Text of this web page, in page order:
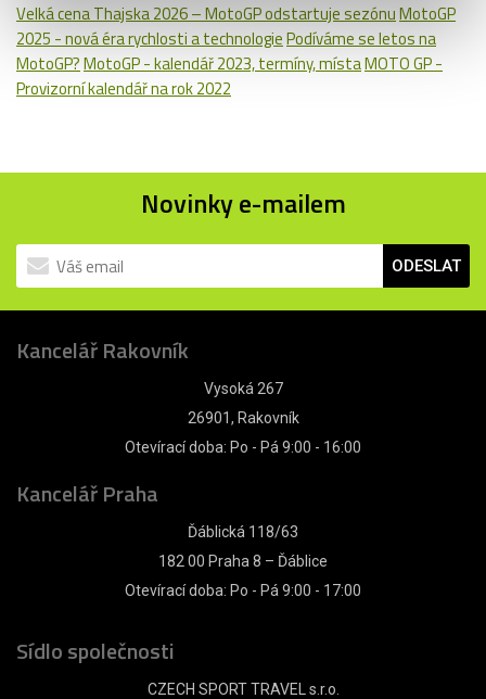
Velká cena Thajska 2026 – MotoGP odstartuje sezónuMotoGP
2025 - nová éra rychlosti a technologiePodíváme se letos na
MotoGP?MotoGP - kalendář 2023, termíny, místaMOTO GP -
Provizorní kalendář na rok 2022
Novinky e-mailem
ODESLAT
Kancelář Rakovník
Vysoká 267
26901, Rakovník
Otevírací doba: Po - Pá 9:00 - 16:00
Kancelář Praha
Ďáblická 118/63
182 00 Praha 8 – Ďáblice
Otevírací doba: Po - Pá 9:00 - 17:00
Sídlo společnosti
CZECH SPORT TRAVEL s.r.o.